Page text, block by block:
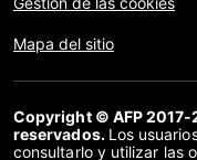
Mapa del sitio
Copyright © AFP
reservados. Los
consultarlo y utilizar las